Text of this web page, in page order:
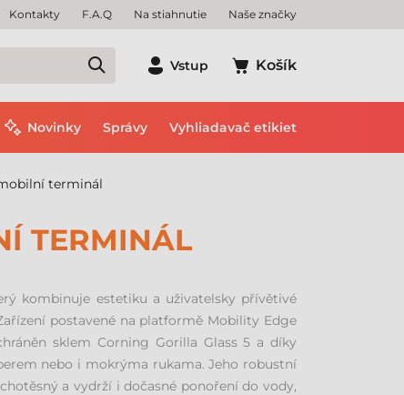
Kontakty F.A.Q Na stiahnutie Naše značky
Vstup Košík
Novinky Správy Vyhliadavač etikiet
terminál
TERMINÁL
kombinuje estetiku a uživatelsky přívětivé
postavené na platformě Mobility Edge
sklem Corning Gorilla Glass 5 a díky
nebo i mokrýma rukama. Jeho robustní
a vydrží i dočasné ponoření do vody,